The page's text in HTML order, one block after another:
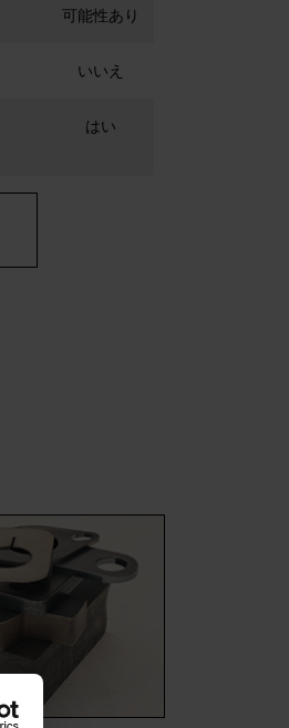
可能性あり
いいえ
はい